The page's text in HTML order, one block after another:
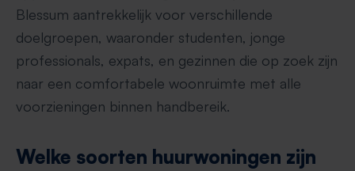
Blessum aantrekkelijk voor verschillende
doelgroepen, waaronder studenten, jonge
professionals, expats, en gezinnen die op zoek zijn
naar een comfortabele woonruimte met alle
voorzieningen binnen handbereik.
Welke soorten huurwoningen zijn